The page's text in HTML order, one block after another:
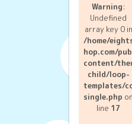
Warning:
Undefined
array key 0 in
/home/
hop.com/
content/
child/loop-
templates/
single.php on
line 17